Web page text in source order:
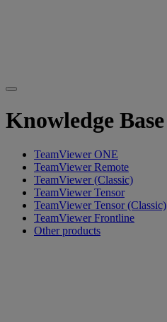
Knowledge Base
TeamViewer ONE
TeamViewer Remote
TeamViewer (Classic)
TeamViewer Tensor
TeamViewer Tensor (Classic)
TeamViewer Frontline
Other products